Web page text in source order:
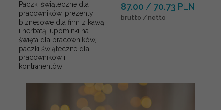
Paczki świąteczne dla
pracowników, prezenty
biznesowe dla firm z kawą
i herbatą, upominki na
święta dla pracowników,
paczki świąteczne dla
pracowników i
kontrahentów
87.00 / 70.73 PLN
brutto / netto